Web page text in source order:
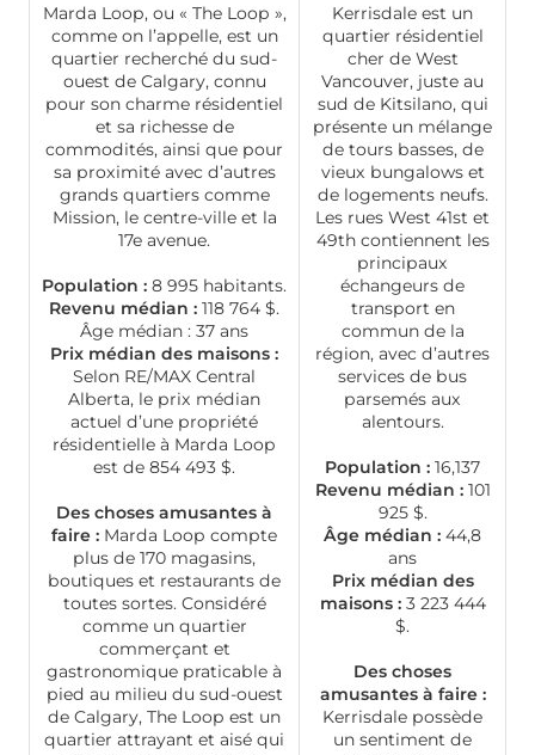
Marda Loop, ou « The Loop »,
comme on l’appelle, est un
quartier recherché du sud-
ouest de Calgary, connu
pour son charme résidentiel
et sa richesse de
commodités, ainsi que pour
sa proximité avec d’autres
grands quartiers comme
Mission, le centre-ville et la
17e avenue.
Population : 8 995 habitants.
Revenu médian : 118 764 $.
Âge médian : 37 ans
Prix médian des maisons :
Selon RE/MAX Central
Alberta, le prix médian
actuel d’une propriété
résidentielle à Marda Loop
est de 854 493 $.
Des choses amusantes à
faire : Marda Loop compte
plus de 170 magasins,
boutiques et restaurants de
toutes sortes. Considéré
comme un quartier
commerçant et
gastronomique praticable à
pied au milieu du sud-ouest
de Calgary, The Loop est un
quartier attrayant et aisé qui
Kerrisdale est un
quartier résidentiel
cher de West
Vancouver, juste au
sud de Kitsilano, qui
présente un mélange
de tours basses, de
vieux bungalows et
de logements neufs.
Les rues West 41st et
49th contiennent les
principaux
échangeurs de
transport en
commun de la
région, avec d’autres
services de bus
parsemés aux
alentours.
Population : 16,137
Revenu médian :101
925 $.
Âge médian : 44,8
ans
Prix médian des
maisons : 3 223 444
$.
Des choses
amusantes à faire :
Kerrisdale possède
un sentiment de